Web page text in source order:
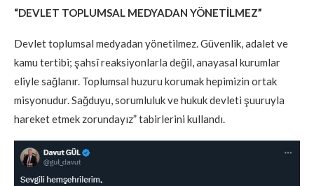
“DEVLET TOPLUMSAL MEDYADAN YÖNETİLMEZ”
Devlet toplumsal medyadan yönetilmez. Güvenlik, adalet ve
kamu tertibi; şahsî reaksiyonlarla değil, anayasal kurumlar
eliyle sağlanır. Toplumsal huzuru korumak hepimizin ortak
misyonudur. Sağduyu, sorumluluk ve hukuk devleti şuuruyla
hareket etmek zorundayız” tabirlerini kullandı.